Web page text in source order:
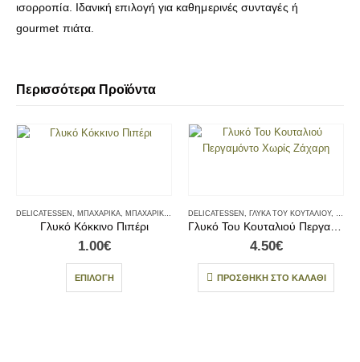
ισορροπία. Ιδανική επιλογή για καθημερινές συνταγές ή
gourmet πιάτα.
Περισσότερα Προϊόντα
DELICATESSEN ΜΠΑΧΑΡΙΚΆ ΜΠΑΧΑΡΙΚΆ - ΑΛΆΤΙΑ
Γλυκό Κόκκινο Πιπέρι
1.00€
ΕΠΙΛΟΓΉ
DELICATESSEN ΓΛΥΚΆ ΤΟΥ ΚΟΥΤΑΛΙΟΎ,
4.50€
ΠΡΟΣΘΉΚΗ ΣΤΟ ΚΑΛΆΘΙ